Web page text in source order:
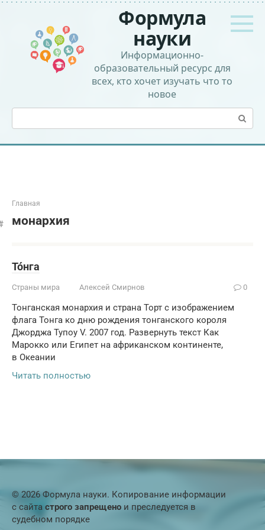
Перейти
контенту
Формула
науки
Информационно-
образовательный ресурс для
всех, кто хочет изучать что то
новое
Поиск:
Главная
монархия
То́нга
Страны мира Алексей Смирнов 0
Тонганская монархия и страна Торт с изображением
флага Тонга ко дню рождения тонганского короля
Джорджа Тупоу V. 2007 год. Развернуть текст Как
Марокко или Египет на африканском континенте,
в Океании
Читать полностью
© 2026 Формула науки. Копирование информации
с сайта строго запрещено и преследуется в
судебном порядке